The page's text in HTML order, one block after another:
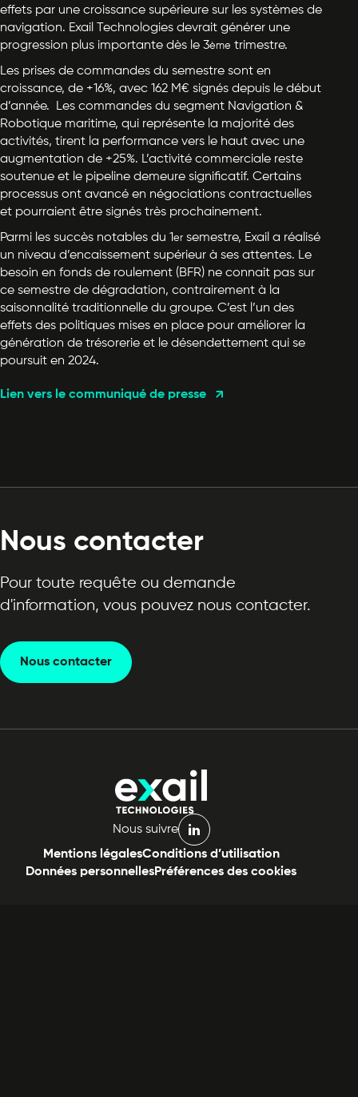
effets par une croissance supérieure sur les systèmes de
navigation. Exail Technologies devrait générer une
progression plus importante dès le 3ème trimestre.
Les prises de commandes du semestre sont en
croissance, de +16%, avec 162 M€ signés depuis le début
d’année. Les commandes du segment Navigation &
Robotique maritime, qui représente la majorité des
activités, tirent la performance vers le haut avec une
augmentation de +25%. L’activité commerciale reste
soutenue et le pipeline demeure significatif. Certains
processus ont avancé en négociations contractuelles
et pourraient être signés très prochainement.
Parmi les succès notables du 1er semestre, Exail a réalisé
un niveau d’encaissement supérieur à ses attentes. Le
besoin en fonds de roulement (BFR) ne connait pas sur
ce semestre de dégradation, contrairement à la
saisonnalité traditionnelle du groupe. C’est l’un des
effets des politiques mises en place pour améliorer la
génération de trésorerie et le désendettement qui se
poursuit en 2024.
Lien vers le communiqué de presse
Nous contacter
Pour toute requête ou demande
d'information, vous pouvez nous contacter.
Nous contacter
Nous suivre
linkedin
Mentions légalesConditions d’utilisation
Données personnellesPréférences des cookies